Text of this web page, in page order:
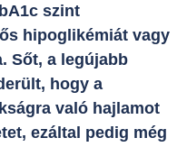
szint
hipoglikémiát vagy
Sőt, a legújabb
hogy a
való hajlamot
ezáltal pedig még